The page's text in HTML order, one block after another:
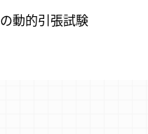
動的引張試験